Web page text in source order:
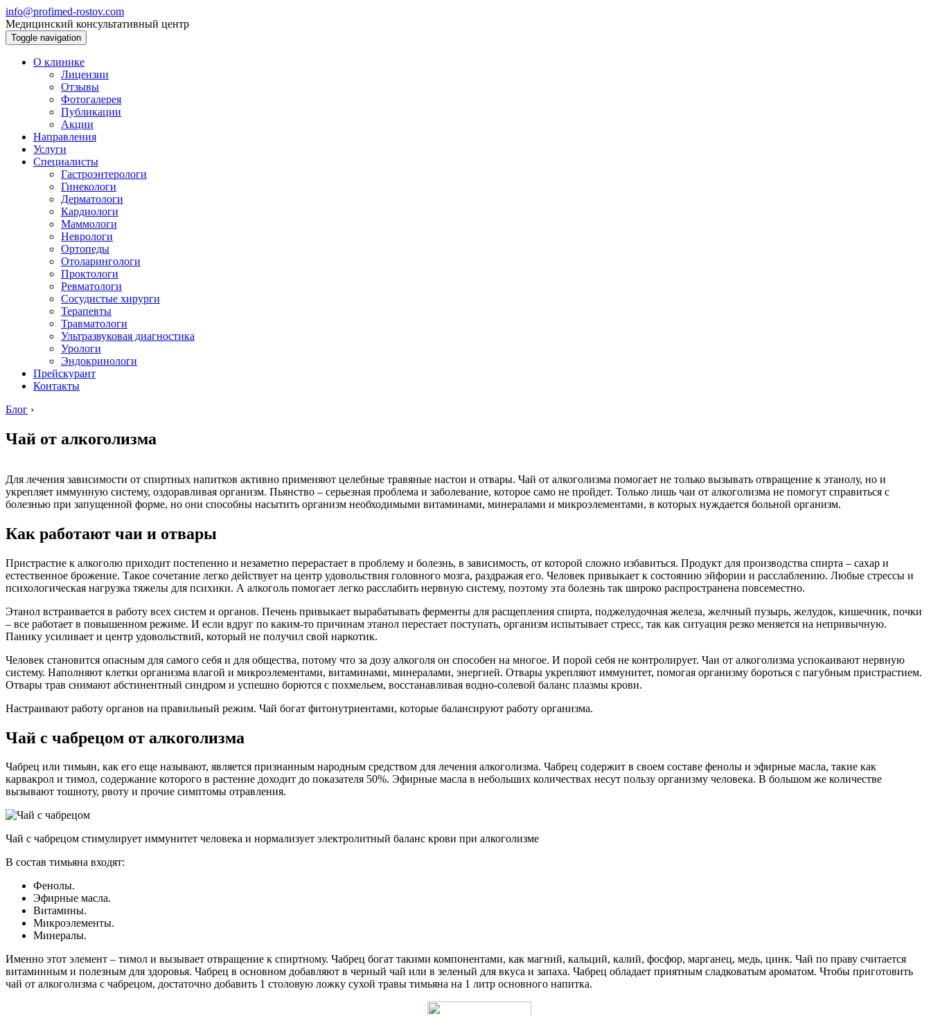
info@profimed-rostov.com
Медицинский консультативный центр
Toggle navigation
О клинике
Лицензии
Отзывы
Фотогалерея
Публикации
Акции
Направления
Услуги
Специалисты
Гастроэнтерологи
Гинекологи
Дерматологи
Кардиологи
Маммологи
Неврологи
Ортопеды
Отоларингологи
Проктологи
Ревматологи
Сосудистые хирурги
Терапевты
Травматологи
Ультразвуковая диагностика
Урологи
Эндокринологи
Прейскурант
Контакты
Блог ›
Чай от алкоголизма
Для лечения зависимости от спиртных напитков активно применяют целебные травяные настои и отвары. Чай от алкоголизма помогает не только вызывать отвращение к этанолу, но и
укрепляет иммунную систему, оздоравливая организм. Пьянство – серьезная проблема и заболевание, которое само не пройдет. Только лишь чаи от алкоголизма не помогут справиться с
болезнью при запущенной форме, но они способны насытить организм необходимыми витаминами, минералами и микроэлементами, в которых нуждается больной организм.
Как работают чаи и отвары
Пристрастие к алкоголю приходит постепенно и незаметно перерастает в проблему и болезнь, в зависимость, от которой сложно избавиться. Продукт для производства спирта – сахар и
естественное брожение. Такое сочетание легко действует на центр удовольствия головного мозга, раздражая его. Человек привыкает к состоянию эйфории и расслаблению. Любые стрессы и
психологическая нагрузка тяжелы для психики. А алкоголь помогает легко расслабить нервную систему, поэтому эта болезнь так широко распространена повсеместно.
Этанол встраивается в работу всех систем и органов. Печень привыкает вырабатывать ферменты для расщепления спирта, поджелудочная железа, желчный пузырь, желудок, кишечник, почки
– все работает в повышенном режиме. И если вдруг по каким-то причинам этанол перестает поступать, организм испытывает стресс, так как ситуация резко меняется на непривычную.
Панику усиливает и центр удовольствий, который не получил свой наркотик.
Человек становится опасным для самого себя и для общества, потому что за дозу алкоголя он способен на многое. И порой себя не контролирует. Чаи от алкоголизма успокаивают нервную
систему. Наполняют клетки организма влагой и микроэлементами, витаминами, минералами, энергией. Отвары укрепляют иммунитет, помогая организму бороться с пагубным пристрастием.
Отвары трав снимают абстинентный синдром и успешно борются с похмельем, восстанавливая водно-солевой баланс плазмы крови.
Настраивают работу органов на правильный режим. Чай богат фитонутриентами, которые балансируют работу организма.
Чай с чабрецом от алкоголизма
Чабрец или тимьян, как его еще называют, является признанным народным средством для лечения алкоголизма. Чабрец содержит в своем составе фенолы и эфирные масла, такие как
карвакрол и тимол, содержание которого в растение доходит до показателя 50%. Эфирные масла в небольших количествах несут пользу организму человека. В большом же количестве
вызывают тошноту, рвоту и прочие симптомы отравления.
Чай с чабрецом стимулирует иммунитет человека и нормализует электролитный баланс крови при алкоголизме
В состав тимьяна входят:
Фенолы.
Эфирные масла.
Витамины.
Микроэлементы.
Минералы.
Именно этот элемент – тимол и вызывает отвращение к спиртному. Чабрец богат такими компонентами, как магний, кальций, калий, фосфор, марганец, медь, цинк. Чай по праву считается
витаминным и полезным для здоровья. Чабрец в основном добавляют в черный чай или в зеленый для вкуса и запаха. Чабрец обладает приятным сладковатым ароматом. Чтобы приготовить
чай от алкоголизма с чабрецом, достаточно добавить 1 столовую ложку сухой травы тимьяна на 1 литр основного напитка.